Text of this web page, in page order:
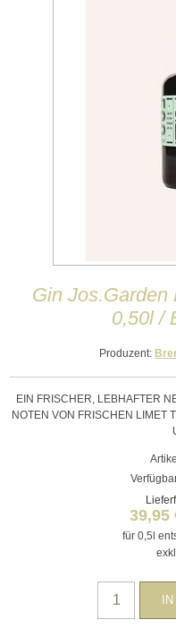
Gin Jos.Garden
0,50l /
Produzent:
EIN FRISCHER, LEBHAFTER
NOTEN VON FRISCHEN LIMET
39,95
für 0,5l